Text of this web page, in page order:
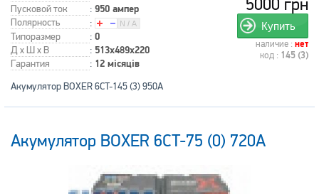
Пусковой ток : 950 ампер
Полярность
:
Типоразмер
: 0
Д x Ш x В : 513x489x220
Гарантия : 12 місяців
5000 грн
Купить
наличие : нет
код : 145 (3)
Акумулятор BOXER 6CT-145 (3) 950A
Акумулятор BOXER 6CT-75 (0) 720A